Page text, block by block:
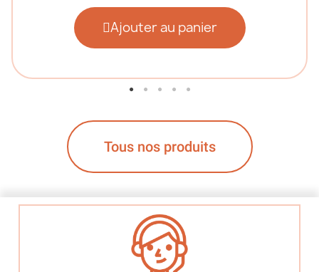
Ajouter au panier
Tous nos produits